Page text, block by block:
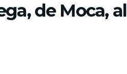
de Moca, al